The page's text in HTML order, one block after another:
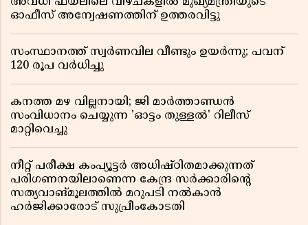
ഓഫീസ് അന്വേഷണത്തിന് ഉത്തരവിട്ടു
സംസ്ഥാനത്ത് സ്വര്‍ണവില വീണ്ടും ഉയർന്നു; പവന്
120 രൂപ വര്‍ധിച്ചു
കനത്ത മഴ വില്ലനായി; ജി മാർത്താണ്ഡൻ
സംവിധാനം ചെയ്യുന്ന 'ഓട്ടം തുള്ളൽ' റിലീസ്
മാറ്റിവെച്ചു
നീറ്റ് പരീക്ഷ കംപ്യൂട്ടർ അധിഷ്ഠിതമാക്കുന്നത്
പരിഗണനയിലാണെന്ന കേന്ദ്ര സർക്കാരിൻ്റെ
സത്യവാങ്മൂലത്തിൽ മറുപടി നൽകാൻ
ഹർജിക്കാരോട് സുപ്രീംകോടതി